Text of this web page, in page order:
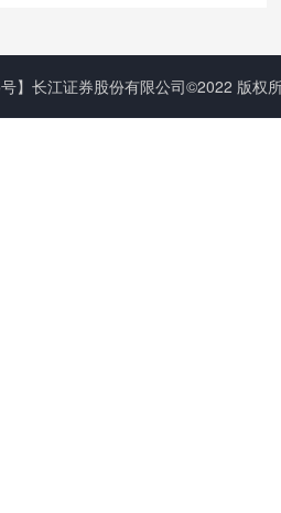
】 长江证券股份有限公司©2022 版权